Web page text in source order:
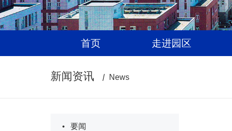
首页 走进园区
新闻资讯 News
要闻